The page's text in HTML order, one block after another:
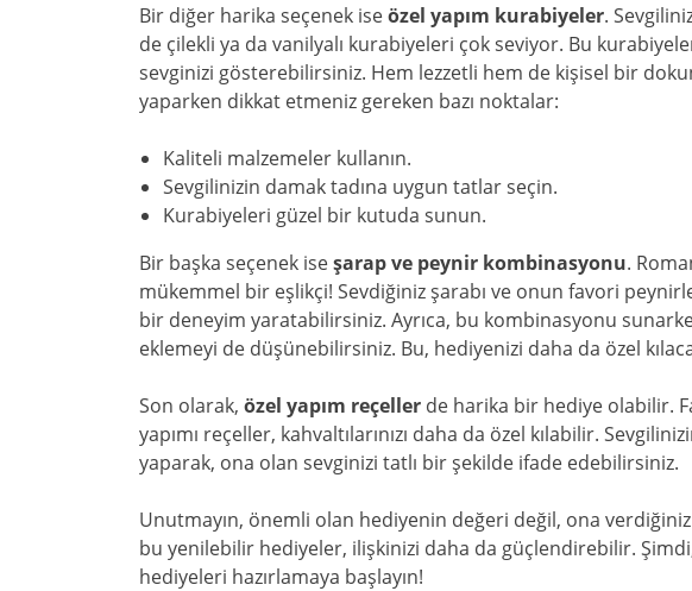
Bir diğer harika seçenek iseözel yapım kurabiyeler.
de çilekli ya da vanilyalı kurabiyeleri çok seviyor. Bu
sevginizi gösterebilirsiniz. Hem lezzetli hem de kişisel bir
yaparken dikkat etmeniz gereken bazı noktalar:
Kaliteli malzemeler kullanın.
Sevgilinizin damak tadına uygun tatlar seçin.
Kurabiyeleri güzel bir kutuda sunun.
Bir başka seçenek iseşarap ve peynir kombinasyonu.
mükemmel bir eşlikçi! Sevdiğiniz şarabı ve onun favori
bir deneyim yaratabilirsiniz. Ayrıca, bu kombinasyonu
eklemeyi de düşünebilirsiniz. Bu, hediyenizi daha da özel
Son olarak, özel yapım reçeller de harika bir hediye olabilir.
yapımı reçeller, kahvaltılarınızı daha da özel kılabilir.
yaparak, ona olan sevginizi tatlı bir şekilde ifade edebilirsiniz.
Unutmayın, önemli olan hediyenin değeri değil, ona
bu yenilebilir hediyeler, ilişkinizi daha da güçlendirebilir. Şimdi,
hediyeleri hazırlamaya başlayın!